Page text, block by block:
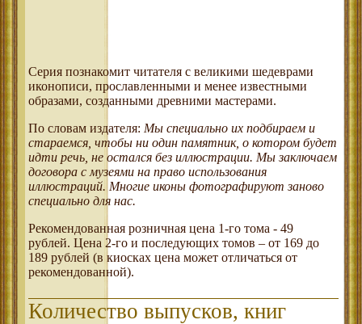
Серия познакомит читателя с великими шедеврами
иконописи, прославленными и менее известными
образами, созданными древними мастерами.
По словам издателя: Мы специально их подбираем и
стараемся, чтобы ни один памятник, о котором будет
идти речь, не остался без иллюстрации. Мы заключаем
договора с музеями на право использования
иллюстраций. Многие иконы фотографируют заново
специально для нас.
Рекомендованная розничная цена 1-го тома - 49
рублей. Цена 2-го и последующих томов – от 169 до
189 рублей (в киосках цена может отличаться от
рекомендованной).
Количество выпусков, книг